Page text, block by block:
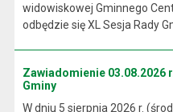
widowiskowej Gminnego
odbędzie się XL Sesja Rady
Zawiadomienie 03.08.2026
Gminy
W dniu 5 sierpnia 2026 r.